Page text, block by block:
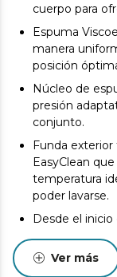
cuerpo para
Espuma
manera
posición
Núcleo de
presión
conjunto.
Funda exterior
EasyClean
temperatura
poder lavarse.
Desde el
entre +0/-2 o -
circunstancia,
Ver más